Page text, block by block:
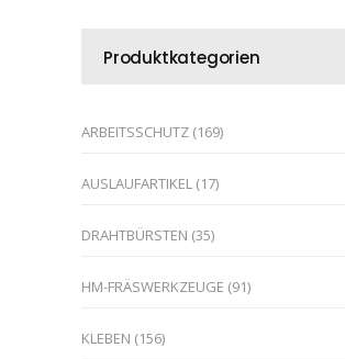
Produktkategorien
ARBEITSSCHUTZ (169)
AUSLAUFARTIKEL (17)
DRAHTBÜRSTEN (35)
HM-FRÄSWERKZEUGE (91)
KLEBEN (156)